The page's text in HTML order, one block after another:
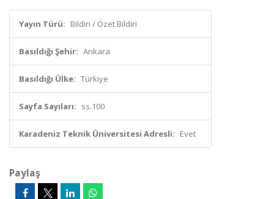
Yayın Türü: Bildiri / Özet Bildiri
Basıldığı Şehir: Ankara
Basıldığı Ülke: Türkiye
Sayfa Sayıları: ss.100
Karadeniz Teknik Üniversitesi Adresli: Evet
Paylaş